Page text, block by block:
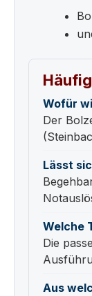
Wofür
Der
Lässt
Welche
Die
Aus